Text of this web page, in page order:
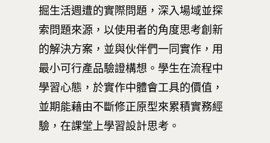
掘生活週遭的實際問題，深入場域並探
索問題來源，以使用者的角度思考創新
的解決方案，並與伙伴們一同實作，用
最小可行產品驗證構想。學生在流程中
學習心態，於實作中體會工具的價值，
並期能藉由不斷修正原型來累積實務經
驗，在課堂上學習設計思考。